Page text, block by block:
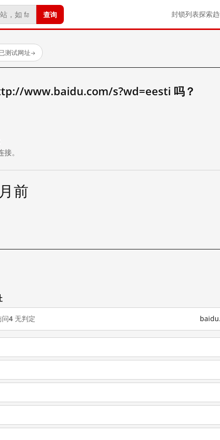
查询 封锁列表探索
测试网址→
www.baidu.com/s?wd=eesti 吗？
。
前
问4 无判定